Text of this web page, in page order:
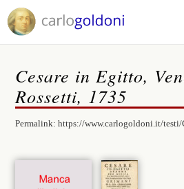
Cesare in Egitto,
Rossetti, 1735
Permalink:https://www.carlogoldoni.it/testi/